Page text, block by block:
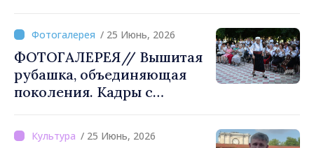
в Советской Молдове.
Масштабы, жертвы и
исполнители» на площади
Великого национального
собрания
/ 25 Июнь, 2026
ФОТОГАЛЕРЕЯ// Вышитая
рубашка, объединяющая
поколения. Кадры с
Яловень
/ 25 Июнь, 2026